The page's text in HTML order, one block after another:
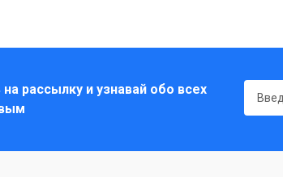
рассылку и узнавай обо всех